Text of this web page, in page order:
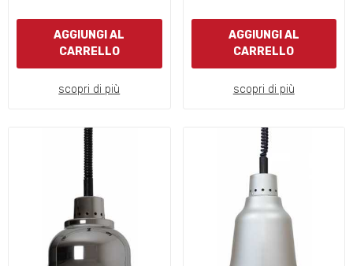
AGGIUNGI AL
CARRELLO
scopri di più
AGGIUNGI AL
CARRELLO
scopri di più